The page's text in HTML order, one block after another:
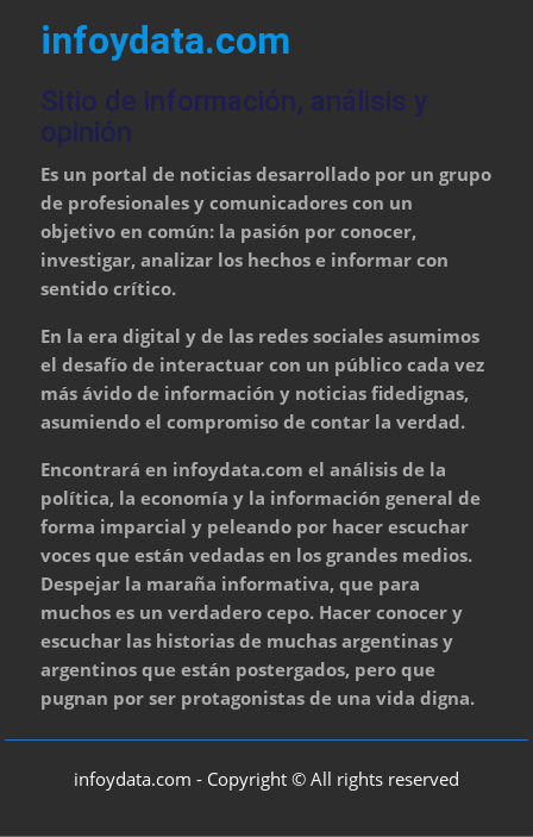
infoydata.com
Sitio de información, análisis y
opinión
Es un portal de noticias desarrollado por un grupo
de profesionales y comunicadores con un
objetivo en común: la pasión por conocer,
investigar, analizar los hechos e informar con
sentido crítico.
En la era digital y de las redes sociales asumimos
el desafío de interactuar con un público cada vez
más ávido de información y noticias fidedignas,
asumiendo el compromiso de contar la verdad.
Encontrará en infoydata.com el análisis de la
política, la economía y la información general de
forma imparcial y peleando por hacer escuchar
voces que están vedadas en los grandes medios.
Despejar la maraña informativa, que para
muchos es un verdadero cepo. Hacer conocer y
escuchar las historias de muchas argentinas y
argentinos que están postergados, pero que
pugnan por ser protagonistas de una vida digna.
infoydata.com - Copyright © All rights reserved